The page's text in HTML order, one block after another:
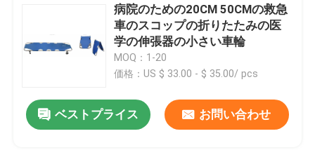
病院のための20CM 50CMの救急
車のスコップの折りたたみの医
学の伸張器の小さい車輪
MOQ：1-20
価格：US $ 33.00 - $ 35.00/ pcs
ベストプライス お問い合わせ